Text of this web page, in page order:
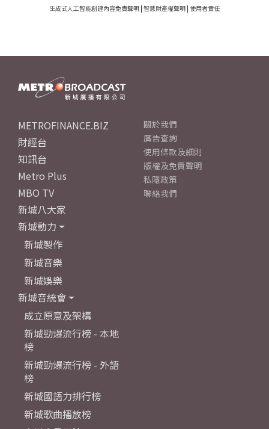
生成式人工智能創建內容免責聲明 | 智慧財產權聲明 | 使用者責任
METROFINANCE.BIZ
財經台
知訊台
Metro Plus
MBO TV
新城八大家
新城動力
新城製作
新城音樂
新城娛樂
新城音統會
成立原意及架構
新城勁爆流行榜 - 本地
榜
新城勁爆流行榜 - 外語
榜
新城國語力排行榜
新城歌曲播放榜
關於我們
廣告查詢
使用條款及細則
版權及免責聲明
私隱政策
聯絡我們